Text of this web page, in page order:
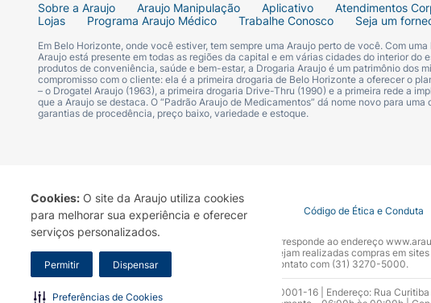
Cookies: O site da Araujo utiliza cookies
para melhorar sua experiência e oferecer
serviços personalizados.
Permitir Dispensar
Preferências de Cookies
Sobre a Araujo Araujo Manipulação Aplicativo Atendimentos
Lojas
Programa Araujo Médico Trabalhe Conosco Seja um
Em Belo Horizonte, onde você estiver, tem sempre uma Araujo perto de você. Com
Araujo está presente em todas as regiões da capital e em várias cidades do interior
produtos de conveniência, saúde e bem-estar, a Drogaria Araujo é um patrimônio dos
compromisso com o cliente: ela é a primeira drogaria de Belo Horizonte a oferecer o
– o Drogatel Araujo (1963), a primeira drogaria Drive-Thru (1990) e a primeira rede a
que a Araujo se destaca. O “Padrão Araujo de Medicamentos” dá nome novo para
garantias de procedência, preço baixo, variedade e estoque.
Termo de Uso Portal da Privacidade Covid-19 Código de Ética e Conduta
A Drogaria Araujo S/A informa que o seu site oficial corresponde ao endereço
marca. Para sua segurança recomendamos que não sejam realizadas compras em
Araujo S.A. Em caso de dúvidas, gentileza entrar em contato com (31) 3270-5000.
Razão Social: Drogaria Araujo S.A | CNPJ: 17.256.512.0001-16 | Endereço: Rua